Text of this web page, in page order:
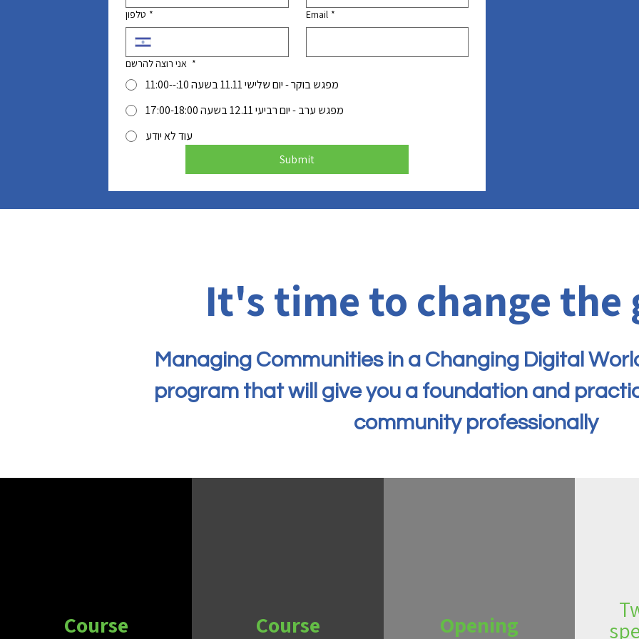
טלפון * Email *
*
מפגש בוקר - יום שלישי 11.11 בשעה 10:--11:00
מפגש ערב - יום רביעי 12.11 בשעה 17:00-18:00
עוד לא יודע
Submit
It's time to change the
"Managing Communities in a Changing Digital
program that will give you a foundation and
community professionally
Course Course Opening